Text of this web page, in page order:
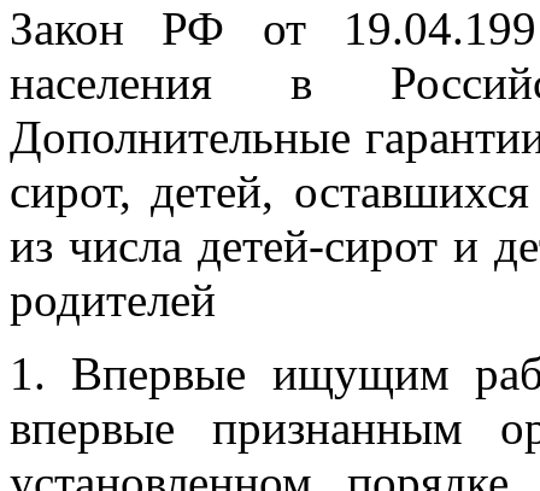
Закон РФ от
населения в
Дополнительные
сирот, детей,
из числа детей-сирот и
родителей
1. Впервые ищущим
впервые признанным